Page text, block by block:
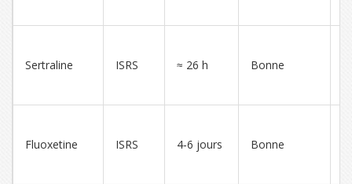
Sertraline ISRS ≈ 26 h Bonne
Fluoxetine ISRS 4‑6 jours Bonne